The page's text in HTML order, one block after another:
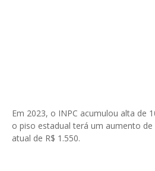
Em 2023, o INPC acumulou alta de
o piso estadual terá um aumento
atual de R$ 1.550.